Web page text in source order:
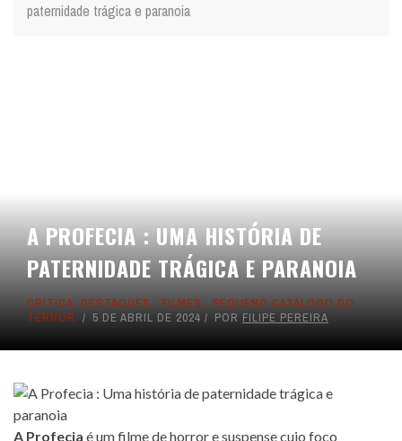
paternidade trágica e paranoia
A PROFECIA : UMA HISTÓRIA DE
PATERNIDADE TRÁGICA E PARANOIA
CRÍTICA, DESTAQUES , FILMES , PEQUENO CATÁLOGO DO
TERROR
5 DE ABRIL DE 2024 POR FILIPE PEREIRA
A Profecia é um filme de horror e suspense cujo foco